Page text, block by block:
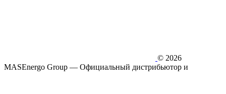
© 2026
MASEnergo Group — Официальный дистрибьютор и